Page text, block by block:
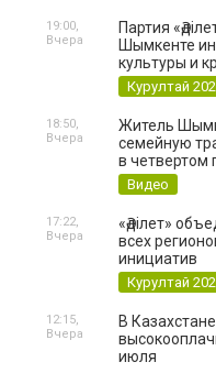
Партия
Шымкенте
культуры и
Курултай
19:00,
Вчера
Житель
семейную
в четвертом
Видео
18:50,
Вчера
«Әділет»
всех
инициатив
Курултай
17:22,
Вчера
В
июля
12:15,
Вчера